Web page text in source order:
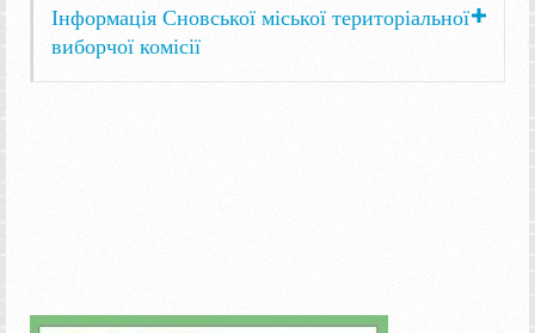
Інформація Сновської міської територіальної
виборчої комісії